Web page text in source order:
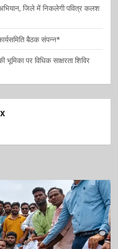
जिले में निकलेगी पवित्र कलश
बैठक संपन्न*
पर विधिक साक्षरता शिविर